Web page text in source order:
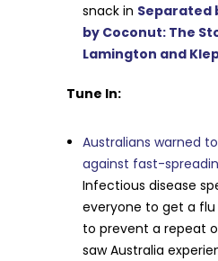
snack in Separated
by Coconut: The
Lamington and
Tune In:
Australians warned
against fast-
Infectious disease
everyone to get a
to prevent a repeat
saw Australia